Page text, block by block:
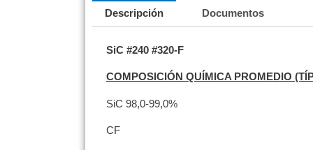
Descripción Documentos
SiC #240 #320-F
COMPOSICIÓN QUÍMICA PROMEDIO
SiC 98,0-99,0%
CF